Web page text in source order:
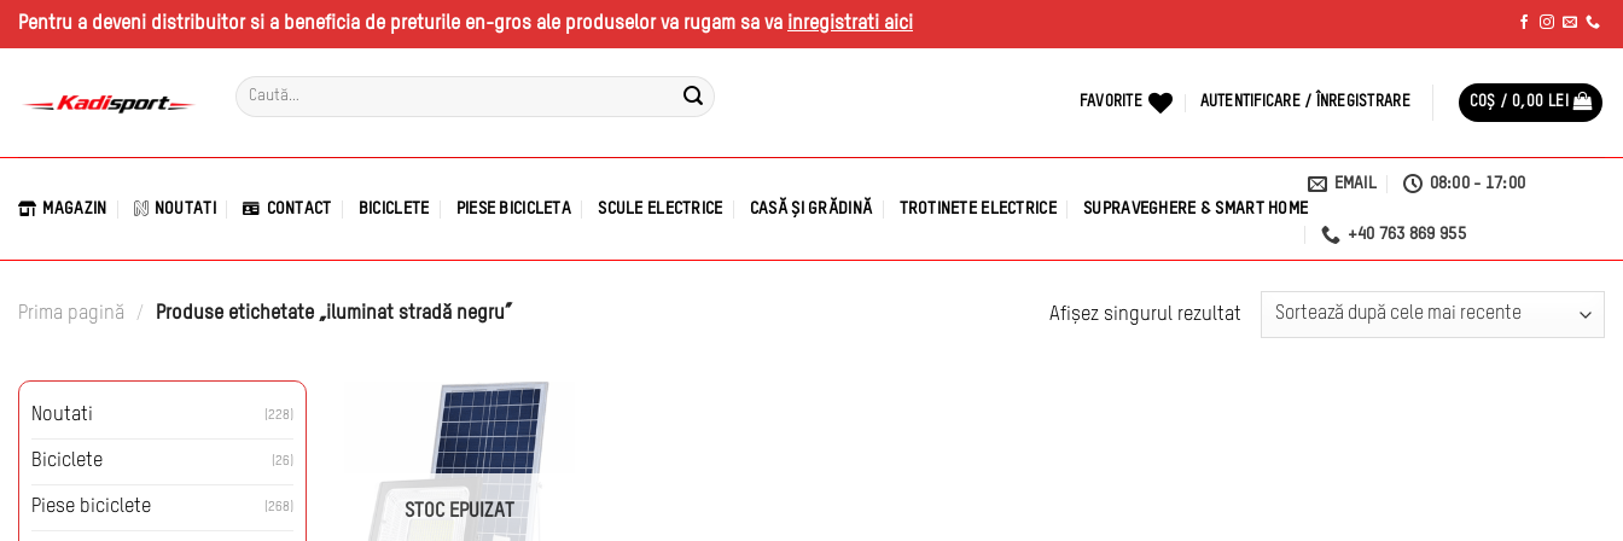
Skip
Pentru a deveni distribuitor si a beneficia de preturile en-gros ale produselor va rugam sa va inregistrati aici
Caută
după:
FAVORITE AUTENTIFICARE / ÎNREGISTRARE COȘ / 0,00 LEI
MAGAZIN NOUTATI CONTACT BICICLETE PIESE BICICLETA SCULE ELECTRICE CASĂ ȘI GRĂDINĂ TROTINETE ELECTRICE SUPRAVEGHERE & SMART HOME
EMAIL 08:00 - 17:00
+40 763 869 955
Prima pagină / Produse etichetate „iluminat stradă negru” Afișez singurul rezultat
Noutati (228)
Biciclete (26)
Piese biciclete (268) STOC EPUIZAT